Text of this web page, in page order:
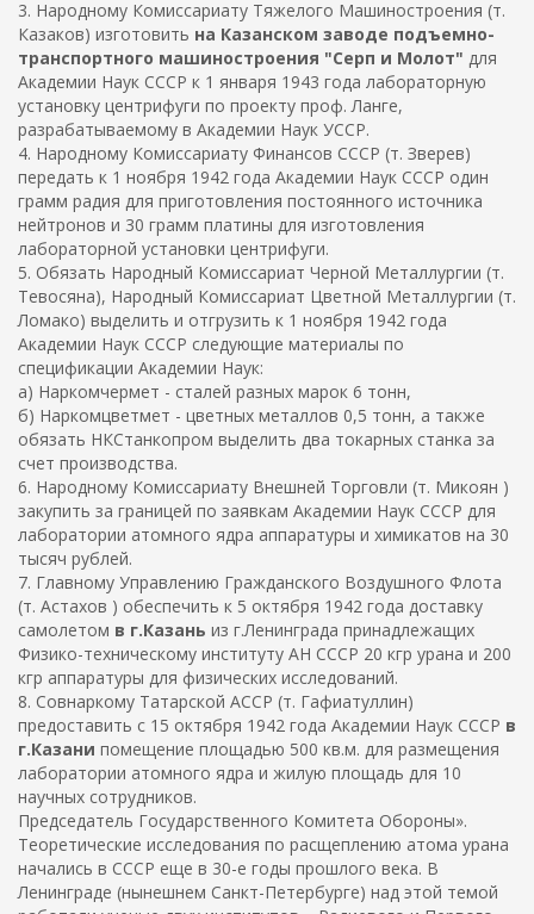
3. Народному Комиссариату Тяжелого Машиностроения (т.
Казаков) изготовить на Казанском заводе подъемно-
транспортного машиностроения "Серп и Молот" для
Академии Наук СССР к 1 января 1943 года лабораторную
установку центрифуги по проекту проф. Ланге,
разрабатываемому в Академии Наук УССР.
4. Народному Комиссариату Финансов СССР (т. Зверев)
передать к 1 ноября 1942 года Академии Наук СССР один
грамм радия для приготовления постоянного источника
нейтронов и 30 грамм платины для изготовления
лабораторной установки центрифуги.
5. Обязать Народный Комиссариат Черной Металлургии (т.
Тевосяна), Народный Комиссариат Цветной Металлургии (т.
Ломако) выделить и отгрузить к 1 ноября 1942 года
Академии Наук СССР следующие материалы по
спецификации Академии Наук:
а) Наркомчермет - сталей разных марок 6 тонн,
б) Наркомцветмет - цветных металлов 0,5 тонн, а также
обязать НКСтанкопром выделить два токарных станка за
счет производства.
6. Народному Комиссариату Внешней Торговли (т. Микоян )
закупить за границей по заявкам Академии Наук СССР для
лаборатории атомного ядра аппаратуры и химикатов на 30
тысяч рублей.
7. Главному Управлению Гражданского Воздушного Флота
(т. Астахов ) обеспечить к 5 октября 1942 года доставку
самолетом в г.Казань из г.Ленинграда принадлежащих
Физико-техническому институту АН СССР 20 кгр урана и 200
кгр аппаратуры для физических исследований.
8. Совнаркому Татарской АССР (т. Гафиатуллин)
предоставить с 15 октября 1942 года Академии Наук СССР в
г.Казани помещение площадью 500 кв.м. для размещения
лаборатории атомного ядра и жилую площадь для 10
научных сотрудников.
Председатель Государственного Комитета Обороны».
Теоретические исследования по расщеплению атома урана
начались в СССР еще в 30-е годы прошлого века. В
Ленинграде (нынешнем Санкт-Петербурге) над этой темой